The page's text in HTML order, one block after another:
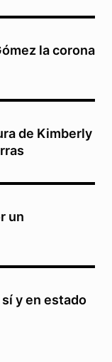
la corona
de Kimberly
un
y en estado